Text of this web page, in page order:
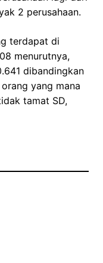
2 perusahaan.
terdapat di
menurutnya,
dibandingkan
yang mana
tamat SD,